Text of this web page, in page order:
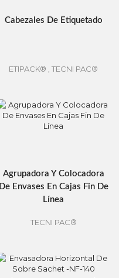
Cabezales De Etiquetado
ETIPACK® TECNI PAC®
Agrupadora Y Colocadora
De Envases En Cajas Fin De
Línea
TECNI PAC®